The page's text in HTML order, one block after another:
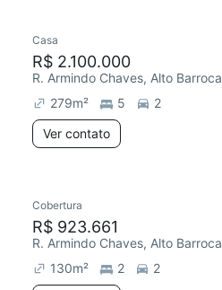
Casa
R$ 2.100.000
R. Armindo Chaves, Alto Barroca
279m² 5
2
Ver contato
Redecorar
Cobertura
R$ 923.661
R. Armindo Chaves, Alto Barroca
130m² 2
2